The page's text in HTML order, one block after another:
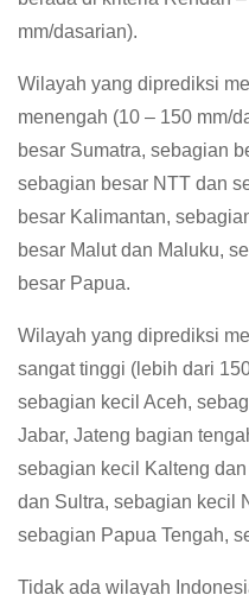
mm/dasarian).
Wilayah yang diprediksi
menengah (10 – 150 mm/
besar Sumatra, sebagian
sebagian besar NTT dan
besar Kalimantan,
besar Malut dan Maluku,
besar Papua.
Wilayah yang diprediksi
sangat tinggi (lebih dari
sebagian kecil Aceh,
Jabar, Jateng bagian
sebagian kecil Kalteng
dan Sultra, sebagian kecil
sebagian Papua Tengah,
Tidak ada wilayah